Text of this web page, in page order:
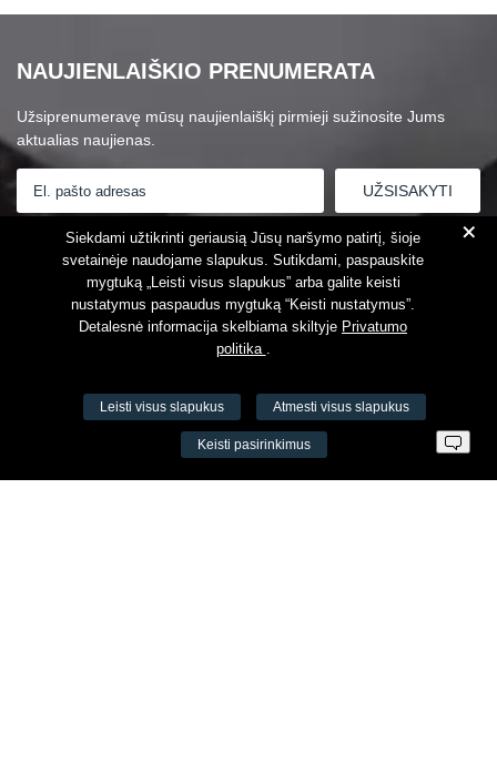
NAUJIENLAIŠKIO PRENUMERATA
Užsiprenumeravę mūsų naujienlaiškį pirmieji sužinosite Jums
aktualias naujienas.
Susipažinau suPrivatumo politika
VŠĮ Fitneso mokymo centras AEROMIX
+
Siekdami užtikrinti geriausią Jūsų naršymo patirtį, šioje
svetainėje naudojame slapukus. Sutikdami, paspauskite
mygtuką „Leisti visus slapukus” arba galite keisti
nustatymus paspaudus mygtuką “Keisti nustatymus”.
Detalesnė informacija skelbiama skiltyje Privatumo
politika .
Leisti visus slapukus Atmesti visus slapukus
Keisti pasirinkimus